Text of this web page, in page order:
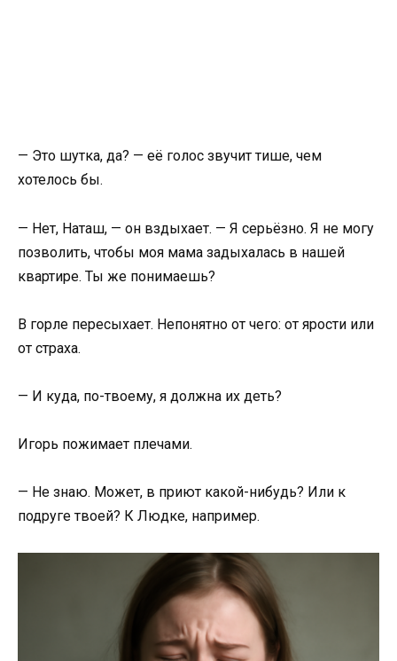
— Это шутка, да? — её голос звучит тише, чем
хотелось бы.
— Нет, Наташ, — он вздыхает. — Я серьёзно. Я не могу
позволить, чтобы моя мама задыхалась в нашей
квартире. Ты же понимаешь?
В горле пересыхает. Непонятно от чего: от ярости или
от страха.
— И куда, по-твоему, я должна их деть?
Игорь пожимает плечами.
— Не знаю. Может, в приют какой-нибудь? Или к
подруге твоей? К Людке, например.